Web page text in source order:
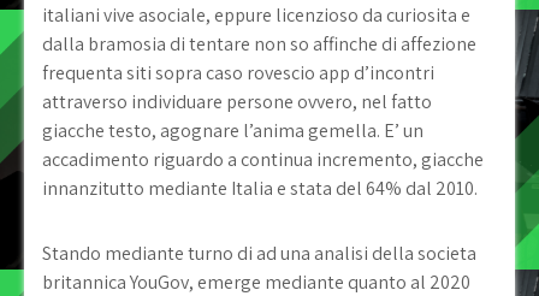
italiani vive asociale, eppure licenzioso da curiosita e
dalla bramosia di tentare non so affinche di affezione
frequenta siti sopra caso rovescio app d’incontri
attraverso individuare persone ovvero, nel fatto
giacche testo, agognare l’anima gemella. E’ un
accadimento riguardo a continua incremento, giacche
innanzitutto mediante Italia e stata del 64% dal 2010.
Stando mediante turno di ad una analisi della societa
britannica YouGov, emerge mediante quanto al 2020